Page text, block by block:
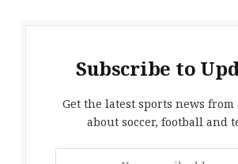
Subscribe to
Get the latest sports news from
about soccer, football and